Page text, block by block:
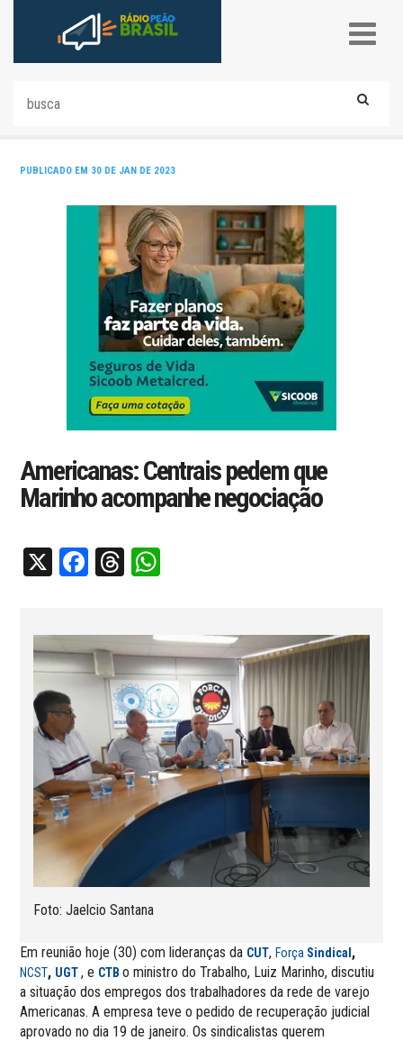
PUBLICADO EM 30 DE JAN DE 2023
Americanas: Centrais pedem que
Marinho acompanhe negociação
X Facebook
Threads
Foto: Jaelcio Santana
Em reunião hoje (30) com lideranças da CUT,Força Sindical ,
NCST, UGT, e CTBo ministro do Trabalho, Luiz Marinho, discutiu
a situação dos empregos dos trabalhadores da rede de varejo
Americanas. A empresa teve o pedido de recuperação judicial
aprovado no dia 19 de janeiro. Os sindicalistas querem